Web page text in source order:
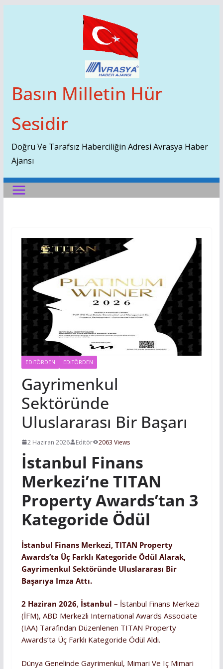
Basın Milletin Hür
Sesidir
Doğru Ve Tarafsız Haberciliğin Adresi Avrasya Haber
Ajansı
EDITÖRDEN EDİTÖRDEN
Gayrimenkul
Sektöründe
Uluslararası Bir Başarı
2 Haziran 2026 Editör 2063 Views
İstanbul Finans
Merkezi’ne TITAN
Property Awards’tan 3
Kategoride Ödül
İstanbul Finans Merkezi, TITAN Property
Awards’ta Üç Farklı Kategoride Ödül Alarak,
Gayrimenkul Sektöründe Uluslararası Bir
Başarıya Imza Attı.
2 Haziran 2026, İstanbul – İstanbul Finans Merkezi
(İFM), ABD Merkezli International Awards Associate
(IAA) Tarafından Düzenlenen TITAN Property
Awards’ta Üç Farklı Kategoride Ödül Aldı.
Dünya Genelinde Gayrimenkul, Mimari Ve Iç Mimari